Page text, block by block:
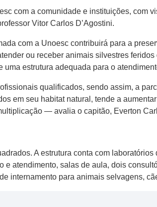
com a comunidade e instituições, com
Vitor Carlos D’Agostini.
com a Unoesc contribuirá para a
ou receber animais silvestres
estrutura adequada para o
qualificados, sendo assim, a
em seu habitat natural, tende a
— avalia o capitão, Everton
A estrutura conta com
atendimento, salas de aula, dois
internamento para animais selvagens,